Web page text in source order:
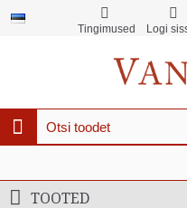
Tingimused Logi
TOOTED